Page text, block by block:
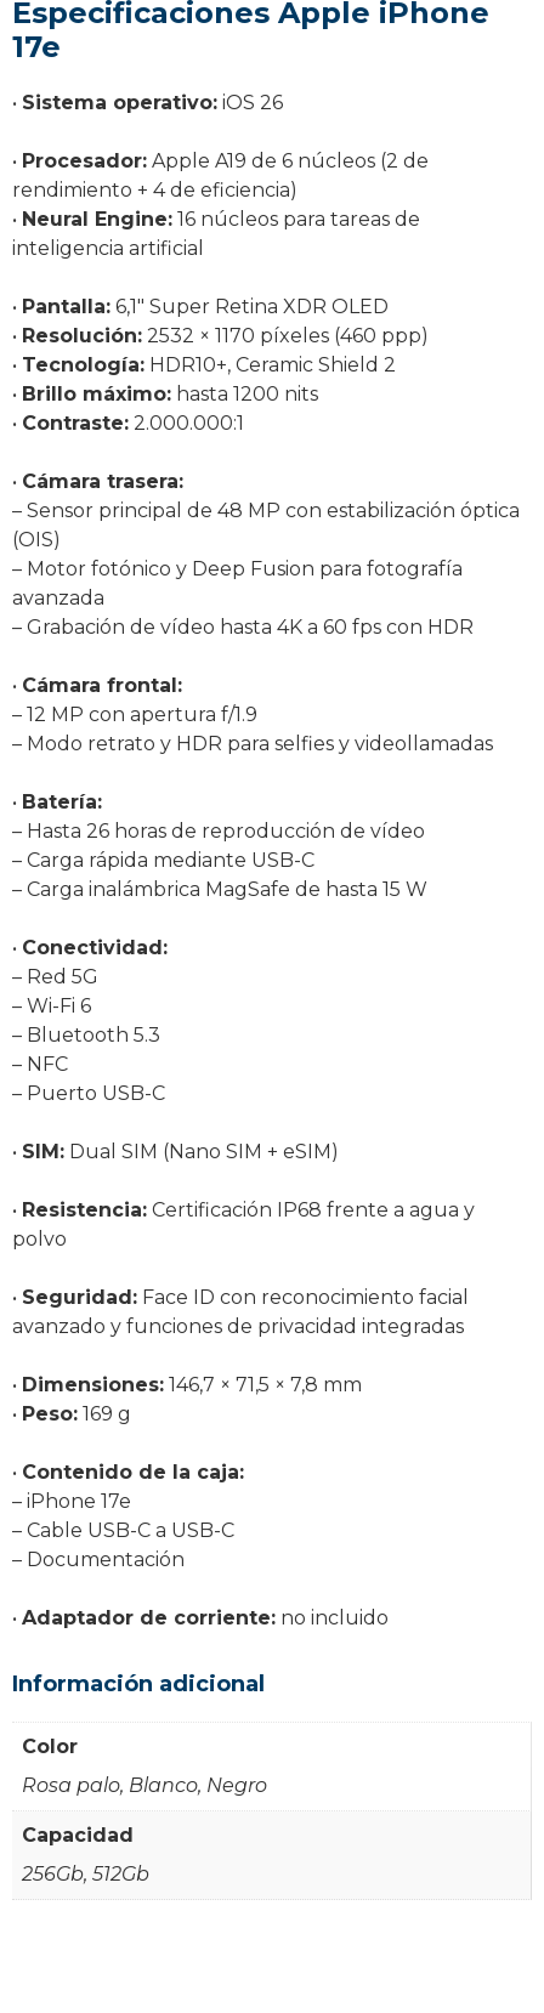
Especificaciones Apple iPhone
17e
• Sistema operativo: iOS 26
• Procesador: Apple A19 de 6 núcleos (2 de
rendimiento + 4 de eficiencia)
• Neural Engine: 16 núcleos para tareas de
inteligencia artificial
• Pantalla: 6,1″ Super Retina XDR OLED
• Resolución: 2532 × 1170 píxeles (460 ppp)
• Tecnología: HDR10+, Ceramic Shield 2
• Brillo máximo: hasta 1200 nits
• Contraste: 2.000.000:1
• Cámara trasera:
– Sensor principal de 48 MP con estabilización óptica
(OIS)
– Motor fotónico y Deep Fusion para fotografía
avanzada
– Grabación de vídeo hasta 4K a 60 fps con HDR
• Cámara frontal:
– 12 MP con apertura f/1.9
– Modo retrato y HDR para selfies y videollamadas
• Batería:
– Hasta 26 horas de reproducción de vídeo
– Carga rápida mediante USB-C
– Carga inalámbrica MagSafe de hasta 15 W
• Conectividad:
– Red 5G
– Wi-Fi 6
– Bluetooth 5.3
– NFC
– Puerto USB-C
• SIM: Dual SIM (Nano SIM + eSIM)
• Resistencia: Certificación IP68 frente a agua y
polvo
• Seguridad: Face ID con reconocimiento facial
avanzado y funciones de privacidad integradas
• Dimensiones: 146,7 × 71,5 × 7,8 mm
• Peso: 169 g
• Contenido de la caja:
– iPhone 17e
– Cable USB-C a USB-C
– Documentación
• Adaptador de corriente: no incluido
Información adicional
Color
Rosa palo, Blanco, Negro
Capacidad
256Gb, 512Gb